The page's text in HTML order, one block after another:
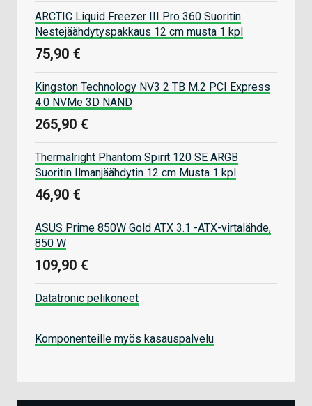
ARCTIC Liquid Freezer III Pro 360 Suoritin
Nestejäähdytyspakkaus 12 cm musta 1 kpl
75,90 €
Kingston Technology NV3 2 TB M.2 PCI Express
4.0 NVMe 3D NAND
265,90 €
Thermalright Phantom Spirit 120 SE ARGB
Suoritin Ilmanjäähdytin 12 cm Musta 1 kpl
46,90 €
ASUS Prime 850W Gold ATX 3.1 -ATX-virtalähde,
850 W
109,90 €
Datatronic pelikoneet
Komponenteille myös kasauspalvelu